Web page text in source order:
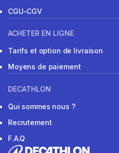
CGU-CGV
ACHETER EN LIGNE
Tarifs et option de livraison
Moyens de paiement
DECATHLON
Qui sommes nous ?
Recrutement
F.A.Q